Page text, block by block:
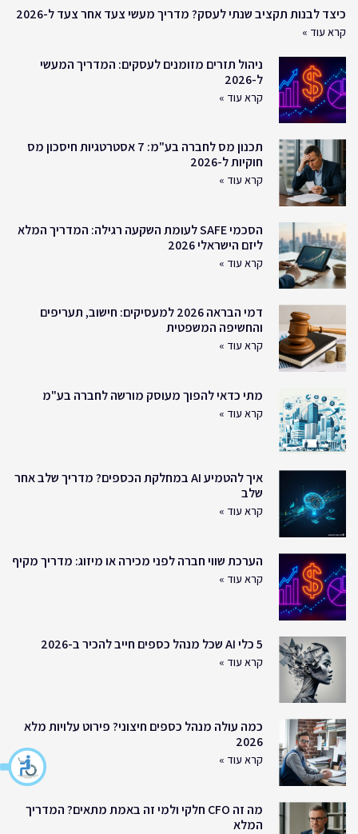
כיצד לבנות תקציב שנתי לעסק? מדריך מעשי צעד אחר צעד ל-2026
קרא עוד »
ניהול תזרים מזומנים לעסקים: המדריך המעשי
ל-2026
קרא עוד »
תכנון מס לחברה בע"מ: 7 אסטרטגיות חיסכון מס
חוקיות ל-2026
קרא עוד »
הסכמי SAFE לעומת השקעה רגילה: המדריך המלא
ליזם הישראלי 2026
קרא עוד »
דמי הבראה 2026 למעסיקים: חישוב, תעריפים
והחשיפה המשפטית
קרא עוד »
מתי כדאי להפוך מעוסק מורשה לחברה בע"מ
קרא עוד »
איך להטמיע AI במחלקת הכספים? מדריך שלב אחר
שלב
קרא עוד »
הערכת שווי חברה לפני מכירה או מיזוג: מדריך מקיף
קרא עוד »
5 כלי AI שכל מנהל כספים חייב להכיר ב-2026
קרא עוד »
כמה עולה מנהל כספים חיצוני? פירוט עלויות מלא
2026
קרא עוד »
מה זה CFO חלקי ולמי זה באמת מתאים? המדריך
המלא